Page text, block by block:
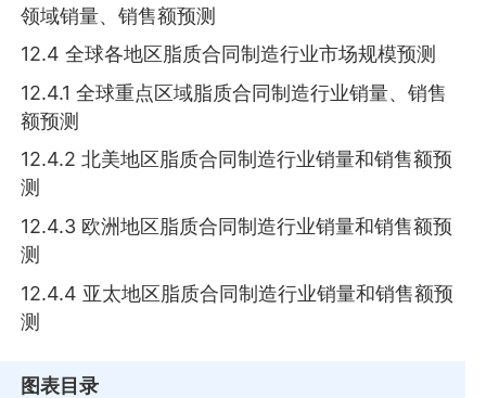
领域销量、销售额预测
12.4 全球各地区脂质合同制造行业市场规模预测
12.4.1 全球重点区域脂质合同制造行业销量、销售
额预测
12.4.2 北美地区脂质合同制造行业销量和销售额预
测
12.4.3 欧洲地区脂质合同制造行业销量和销售额预
测
12.4.4 亚太地区脂质合同制造行业销量和销售额预
测
图表目录